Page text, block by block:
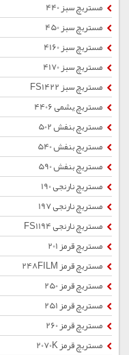
مستربچ سبز 440
مستربچ سبز 450
مستربچ سبز 4160
مستربچ سبز 4170
مستربچ سبز FS1422
مستربچ یشمی 4406
مستربچ بنفش 502
مستربچ بنفش 540
مستربچ بنفش 590
مستربچ نارنجی 190
مستربچ نارنجی 197
مستربچ نارنجی FS1194
مستربچ قرمز 201
مستربچ قرمز 248FILM
مستربچ قرمز 250
مستربچ قرمز 251
مستربچ قرمز 260
مستربچ قرمز 2070K